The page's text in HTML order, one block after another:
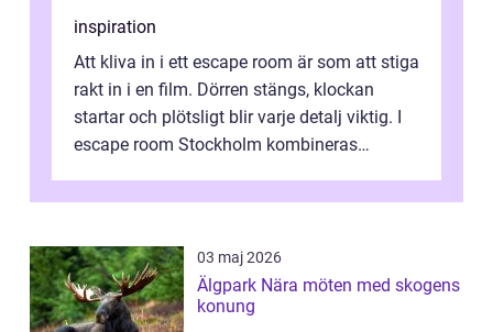
inspiration
Att kliva in i ett escape room är som att stiga
rakt in i en film. Dörren stängs, klockan
startar och plötsligt blir varje detalj viktig. I
escape room Stockholm kombineras
03 maj 2026
Älgpark Nära möten med skogens
konung